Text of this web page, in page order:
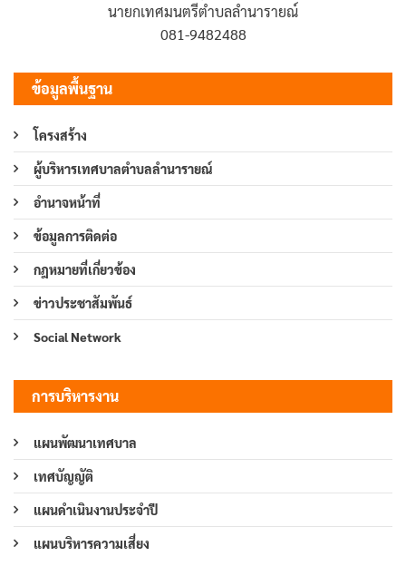
นายกเทศมนตรีตำบลลำนารายณ์
081-9482488
ข้อมูลพื้นฐาน
โครงสร้าง
ผู้บริหารเทศบาลตำบลลำนารายณ์
อำนาจหน้าที่
ข้อมูลการติดต่อ
กฎหมายที่เกี่ยวข้อง
ข่าวประชาสัมพันธ์
Social Network
การบริหารงาน
แผนพัฒนาเทศบาล
เทศบัญญัติ
แผนดำเนินงานประจำปี
แผนบริหารความเสี่ยง